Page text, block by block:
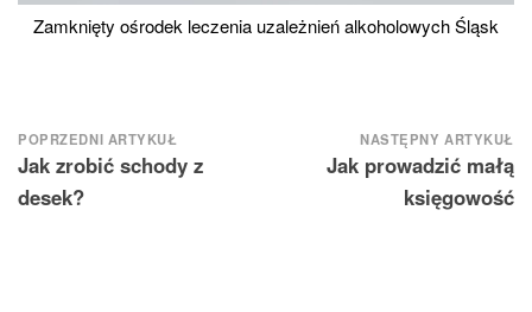
Zamknięty ośrodek leczenia uzależnień alkoholowych Śląsk
Nawigacja
wpisu
POPRZEDNI ARTYKUŁ
Jak zrobić schody z
desek?
NASTĘPNY ARTYKUŁ
Jak prowadzić małą
księgowość